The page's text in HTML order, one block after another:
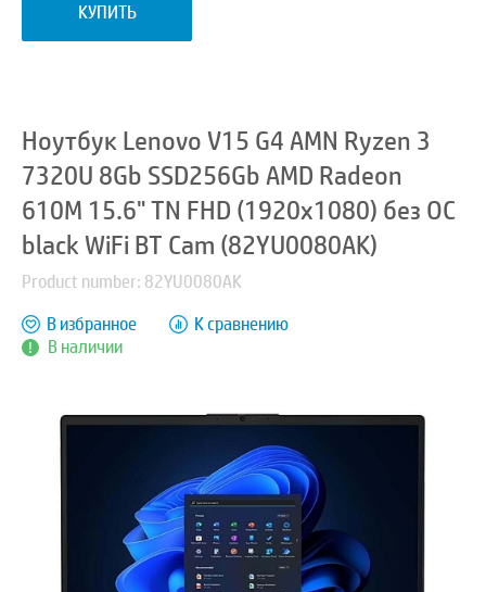
КУПИТЬ
Ноутбук Lenovo V15 G4 AMN Ryzen 3
7320U 8Gb SSD256Gb AMD Radeon
610M 15.6" TN FHD (1920x1080) без ОС
black WiFi BT Cam (82YU0080AK)
Product number: 82YU0080AK
В наличии
В избранное К сравнению